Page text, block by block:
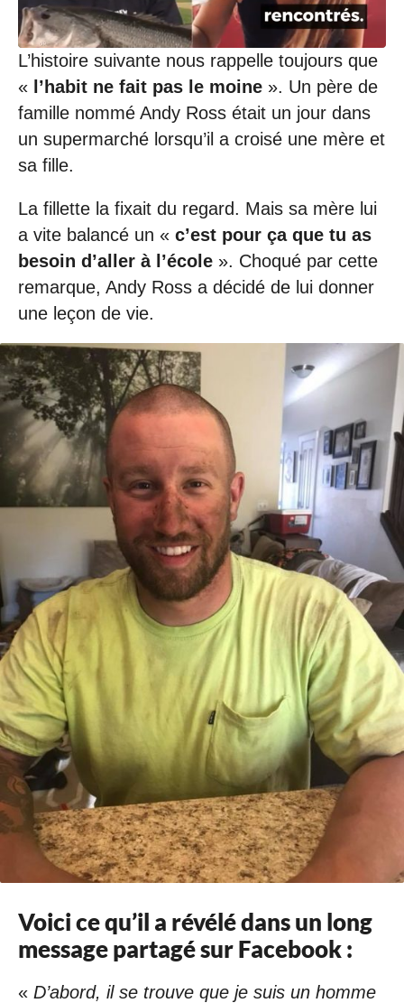
/
2
0
2
à
1
:
L’histoire suivante nous rappelle toujours que
« l’habit ne fait pas le moine ». Un père de
famille nommé Andy Ross était un jour dans
un supermarché lorsqu’il a croisé une mère et
sa fille.
La fillette la fixait du regard. Mais sa mère lui
a vite balancé un « c’est pour ça que tu as
besoin d’aller à l’école ». Choqué par cette
remarque, Andy Ross a décidé de lui donner
une leçon de vie.
Voici ce qu’il a révélé dans un long
message partagé sur Facebook :
« D’abord, il se trouve que je suis un homme